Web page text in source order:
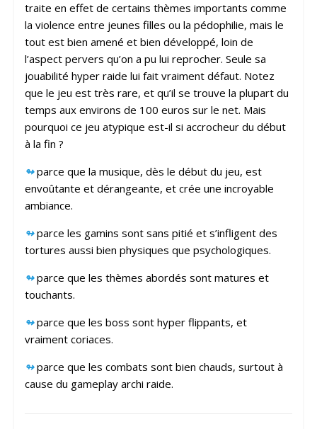
traite en effet de certains thèmes importants comme
la violence entre jeunes filles ou la pédophilie, mais le
tout est bien amené et bien développé, loin de
l’aspect pervers qu’on a pu lui reprocher. Seule sa
jouabilité hyper raide lui fait vraiment défaut. Notez
que le jeu est très rare, et qu’il se trouve la plupart du
temps aux environs de 100 euros sur le net. Mais
pourquoi ce jeu atypique est-il si accrocheur du début
à la fin ?
↬ parce que la musique, dès le début du jeu, est
envoûtante et dérangeante, et crée une incroyable
ambiance.
↬ parce les gamins sont sans pitié et s’infligent des
tortures aussi bien physiques que psychologiques.
↬ parce que les thèmes abordés sont matures et
touchants.
↬ parce que les boss sont hyper flippants, et
vraiment coriaces.
↬parce que les combats sont bien chauds, surtout à
cause du gameplay archi raide.